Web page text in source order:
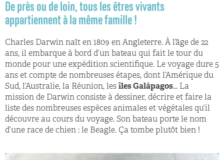
De près ou de loin, tous les êtres vivants
appartiennent à la même famille !
Charles Darwin naît en 1809 en Angleterre. À l’âge de 22
ans, il embarque à bord d’un bateau qui fait le tour du
monde pour une expédition scientifique. Le voyage dure 5
ans et compte de nombreuses étapes, dont l’Amérique du
Sud, l’Australie, la Réunion, les îles Galápagos… La
mission de Darwin consiste à dessiner, décrire et faire la
liste des nombreuses espèces animales et végétales qu’il
découvre au cours du voyage. Son bateau porte le nom
d’une race de chien : le Beagle. Ça tombe plutôt bien !